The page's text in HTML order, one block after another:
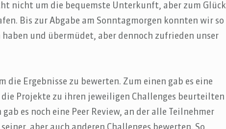
nicht um die bequemste Unterkunft, aber zum Glück
Bis zur Abgabe am Sonntagmorgen konnten wir so
und übermüdet, aber dennoch zufrieden unser
die Ergebnisse zu bewerten. Zum einen gab es eine
Projekte zu ihren jeweiligen Challenges beurteilten
es noch eine Peer Review, an der alle Teilnehmer